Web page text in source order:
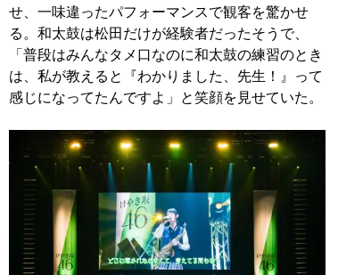
せ、一味違ったパフォーマンスで観客を驚かせ
る。和太鼓は松田だけが経験者だったそうで、
「普段はみんなタメ口なのに和太鼓の練習のとき
は、私が教えると『わかりました、先生！』って
感じになってたんですよ」と笑顔を見せていた。